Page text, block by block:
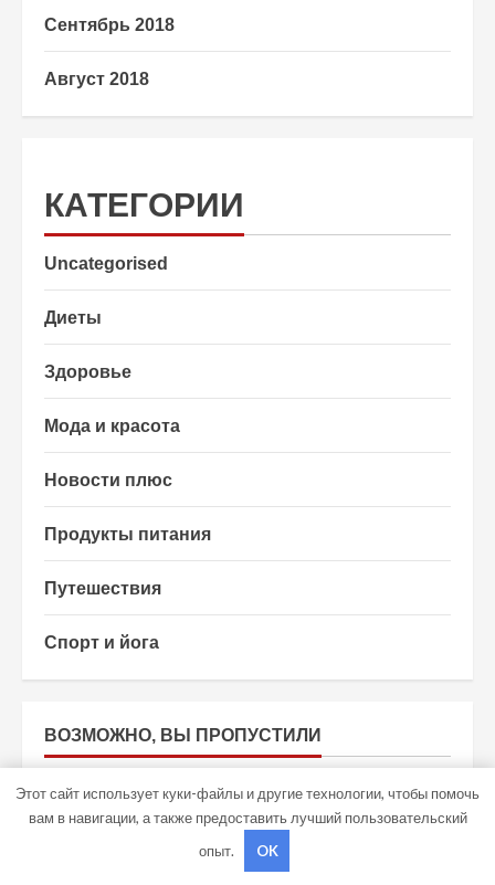
Сентябрь 2018
Август 2018
КАТЕГОРИИ
Uncategorised
Диеты
Здоровье
Мода и красота
Новости плюс
Продукты питания
Путешествия
Спорт и йога
ВОЗМОЖНО, ВЫ ПРОПУСТИЛИ
Этот сайт использует куки-файлы и другие технологии, чтобы помочь
вам в навигации, а также предоставить лучший пользовательский
опыт.
OK